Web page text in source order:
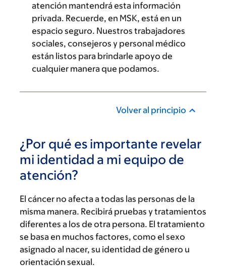
atención mantendrá esta información
privada. Recuerde, en MSK, está en un
espacio seguro. Nuestros trabajadores
sociales, consejeros y personal médico
están listos para brindarle apoyo de
cualquier manera que podamos.
Volver al principio
¿Por qué es importante revelar
mi identidad a mi equipo de
atención?
El cáncer no afecta a todas las personas de la
misma manera. Recibirá pruebas y tratamientos
diferentes a los de otra persona. El tratamiento
se basa en muchos factores, como el sexo
asignado al nacer, su identidad de género u
orientación sexual.